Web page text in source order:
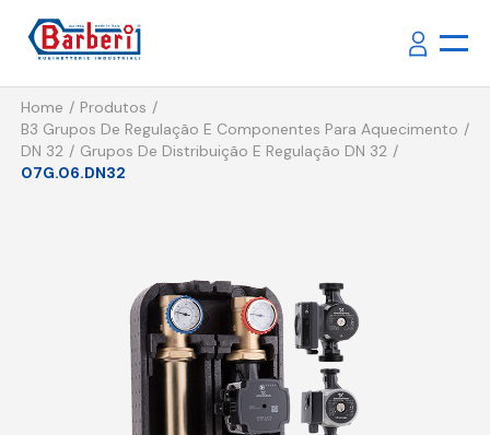
Home
Produtos
B3 Grupos De Regulação E Componentes Para Aquecimento
DN 32
Grupos De Distribuição E Regulação DN 32
07G.06.DN32